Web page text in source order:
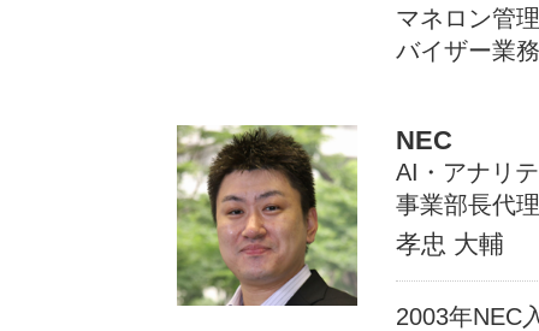
マネロン管
バイザー業
NEC
AI・アナリ
事業部長代理
孝忠 大輔
2003年NEC